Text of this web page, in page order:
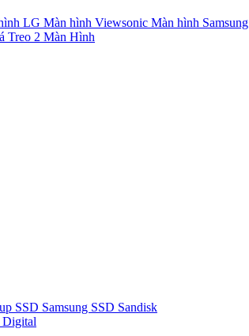
LG Màn hình Viewsonic Màn hình Samsung
Treo 2 Màn Hình
SSD Samsung SSD Sandisk
Digital